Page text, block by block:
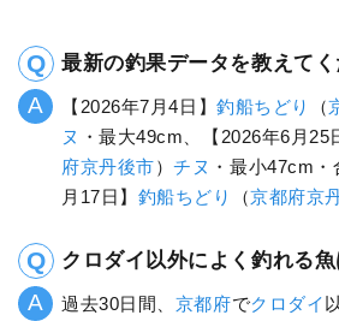
最新の釣果データを教えてく
【2026年7月4日】釣船ちどり （
ヌ ・最大49cm、【2026年6月25
府京丹後市）チヌ ・最小47cm
月17日】 釣船ちどり （京都府京
クロダイ以外によく釣れる魚
過去30日間、 京都府でクロダイ